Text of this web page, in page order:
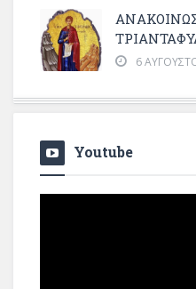
6
Youtube